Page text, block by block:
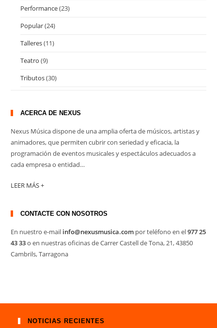
Performance(23)
Popular(24)
Talleres(11)
Teatro (9)
Tributos(30)
ACERCA DE NEXUS
Nexus Música dispone de una amplia oferta de músicos, artistas y
animadores, que permiten cubrir con seriedad y eficacia, la
programación de eventos musicales y espectáculos adecuados a
cada empresa o entidad…
LEER MÁS +
CONTACTE CON NOSOTROS
En nuestro e-mail info@nexusmusica.com por teléfono en el977 25
43 33o en nuestras oficinas de Carrer Castell de Tona, 21, 43850
Cambrils, Tarragona
NOTICIAS RECIENTES